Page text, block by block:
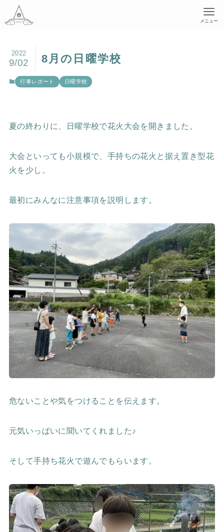
メニュー
8月の日曜学校
2022
9/02
行事レポート 日曜学校
夏の終わりに、日曜学校で花火大会を開きました。
大会といっても小規模で、手持ちの花火と据え置き型花
火を少し。
最初にみんなに注意事項を説明します。
危ないことや気をつけることを伝えます。
元気いっぱいに聞いてくれました♪
そして手持ち花火で遊んでもらいます。